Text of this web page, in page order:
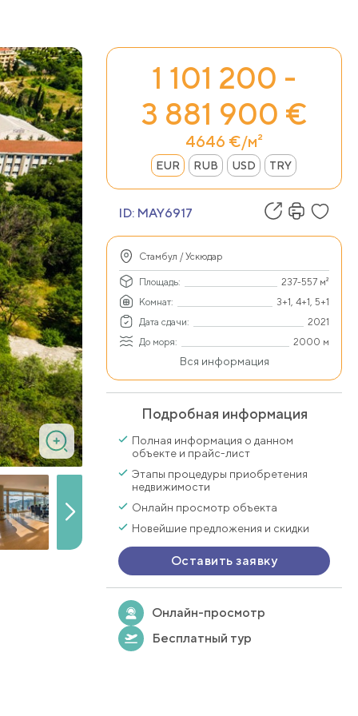
1 101 200 -
3 881 900 €
4646 €/м²
EUR RUB USD TRY
ID: MAY6917
Стамбул / Ускюдар
Площадь:
237-557 м²
Комнат:
3+1, 4+1, 5+1
Дата сдачи:
2021
До моря:
2000 м
Вся информация
Подробная информация
Полная информация о данном
объекте и прайс-лист
Этапы процедуры приобретения
недвижимости
Онлайн просмотр объекта
Новейшие предложения и скидки
Оставить заявку
Онлайн-просмотр
Бесплатный тур